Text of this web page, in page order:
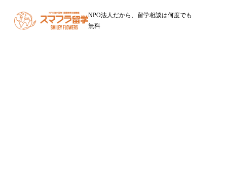
NPO法人だから、留学相談は何度でも
無料